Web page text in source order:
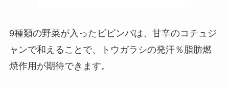
9種類の野菜が入ったビビンバは、甘辛のコチュジ
ャンで和えることで、トウガラシの発汗％脂肪燃
焼作用が期待できます。